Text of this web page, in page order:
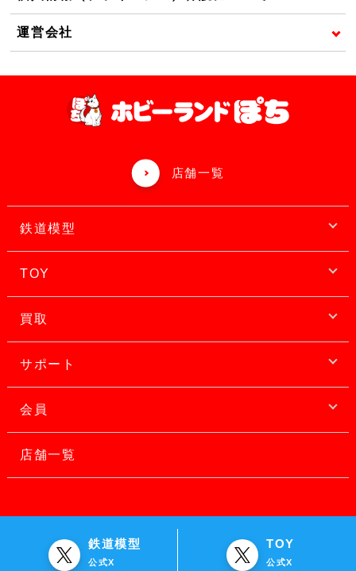
運営会社
店舗一覧
鉄道模型
TOY
買取
サポート
会員
店舗一覧
鉄道模型
公式X
TOY
公式X